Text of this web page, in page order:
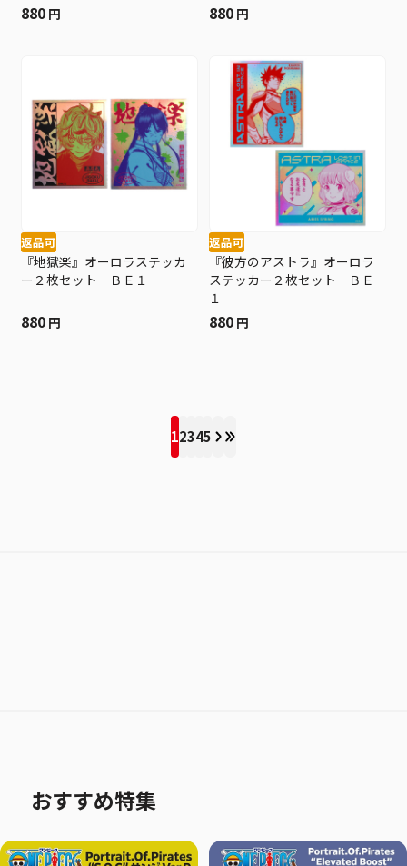
０種／ランダム２種入り）
ＢＥ４−ＪＳ
880 円 種入り） ＢＥ４−ＪＦ
880 円
返品可
『地獄楽』オーロラステッカ
ー２枚セット ＢＥ１
880 円
返品可
『彼方のアストラ』オーロラ
ステッカー２枚セット ＢＥ
１
880 円
12345
おすすめ特集